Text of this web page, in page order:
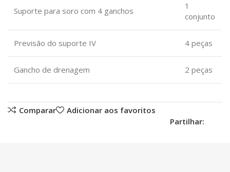
Suporte para soro com 4 ganchos
1
conjunto
Previsão do suporte IV 4 peças
Gancho de drenagem 2 peças
Comparar
Adicionar aos favoritos
Partilhar: